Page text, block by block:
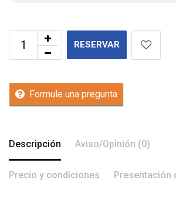
RESERVAR
Formule una pregunta
Descripción Aviso/Opinión (0)
Precio y condiciones Presentación